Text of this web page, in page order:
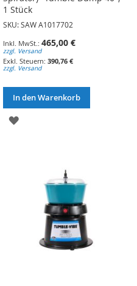
1 Stück
SKU: SAW A1017702
465,00 €
zzgl. Versand
390,76 €
zzgl. Versand
In den Warenkorb
ZUR